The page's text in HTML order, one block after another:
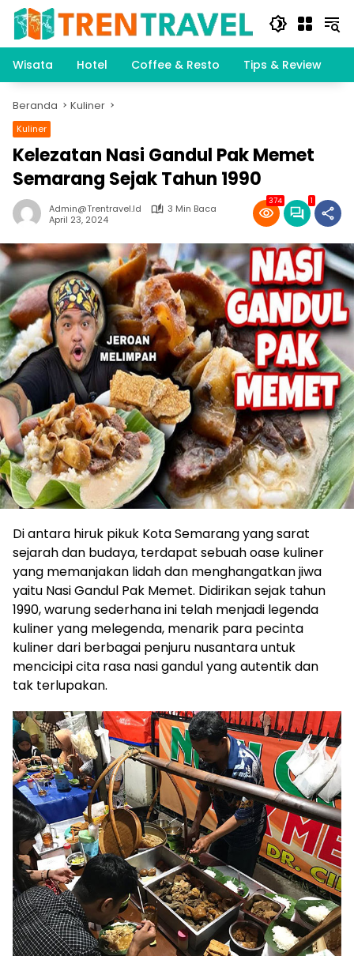
Langsung
konten
Wisata
Hotel Coffee & Resto Tips & Review
Beranda Kuliner
Kuliner
Kelezatan Nasi Gandul Pak Memet
Semarang Sejak Tahun 1990
Admin@trentravel.id
3 Min Baca
April 23, 2024
374 1
Di antara hiruk pikuk Kota Semarang yang sarat
sejarah dan budaya, terdapat sebuah oase kuliner
yang memanjakan lidah dan menghangatkan jiwa
yaitu Nasi Gandul Pak Memet. Didirikan sejak tahun
1990, warung sederhana ini telah menjadi legenda
kuliner yang melegenda, menarik para pecinta
kuliner dari berbagai penjuru nusantara untuk
mencicipi cita rasa nasi gandul yang autentik dan
tak terlupakan.